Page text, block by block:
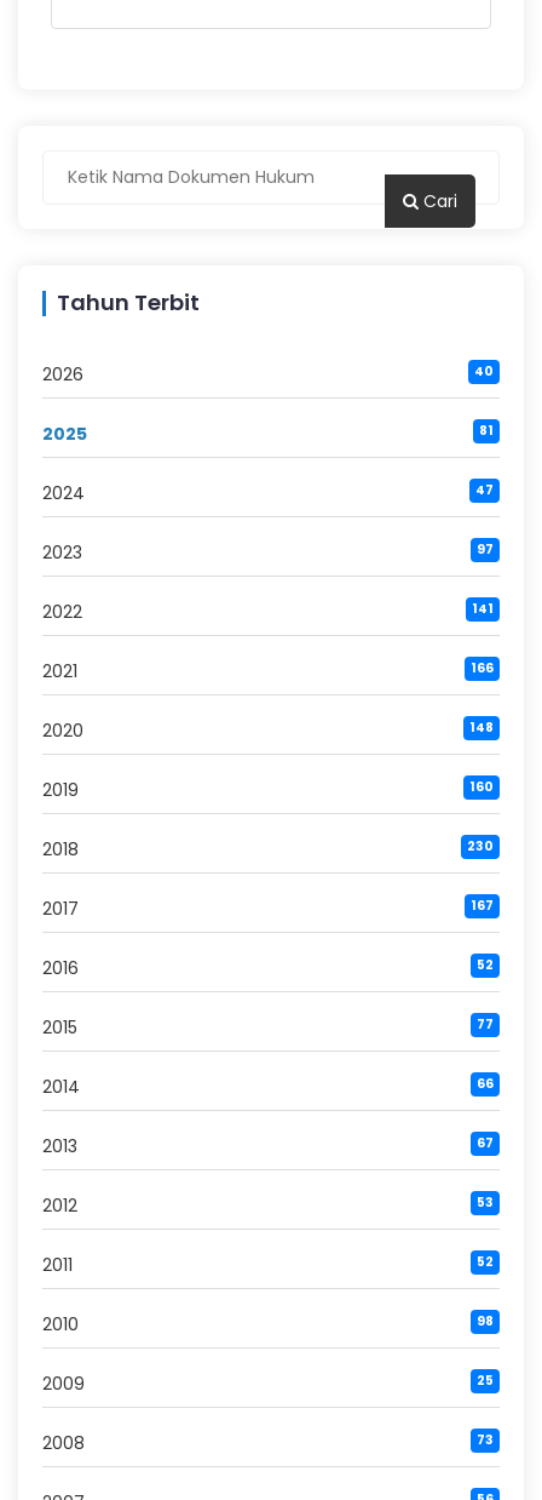
Cari
Tahun Terbit
2026 40
2025 81
2024 47
2023 97
2022 141
2021 166
2020 148
2019 160
2018 230
2017 167
2016 52
2015 77
2014 66
2013 67
2012 53
2011 52
2010 98
2009 25
2008 73